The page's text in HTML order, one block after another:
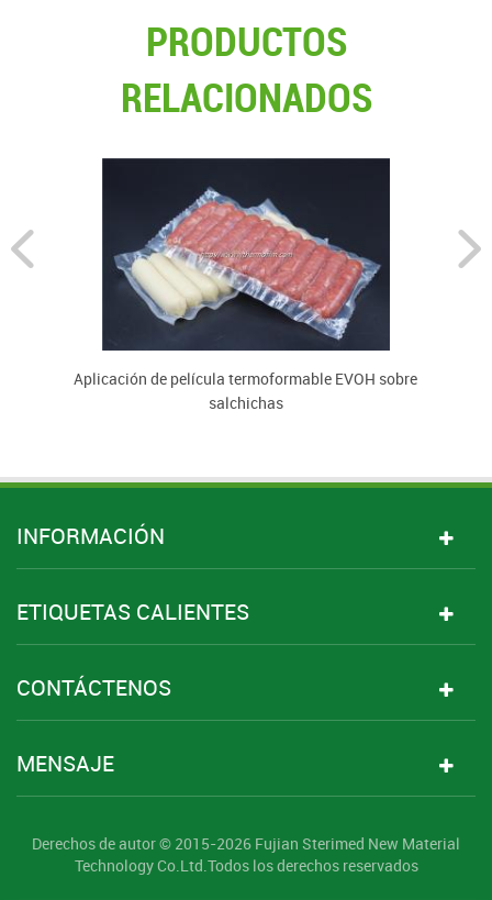
PRODUCTOS
RELACIONADOS
Aplicación de película termoformable EVOH sobre
salchichas
INFORMACIÓN
ETIQUETAS CALIENTES
CONTÁCTENOS
MENSAJE
Derechos de autor © 2015-2026 Fujian Sterimed New Material
Technology Co.Ltd.Todos los derechos reservados